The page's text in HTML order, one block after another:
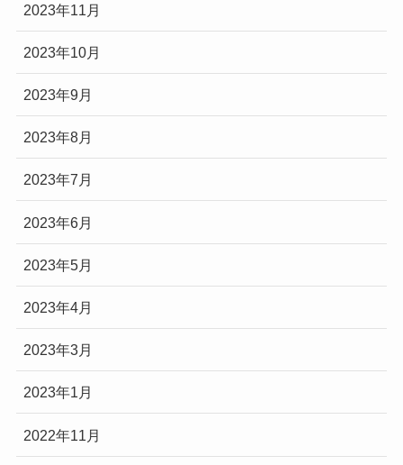
2023年11月
2023年10月
2023年9月
2023年8月
2023年7月
2023年6月
2023年5月
2023年4月
2023年3月
2023年1月
2022年11月